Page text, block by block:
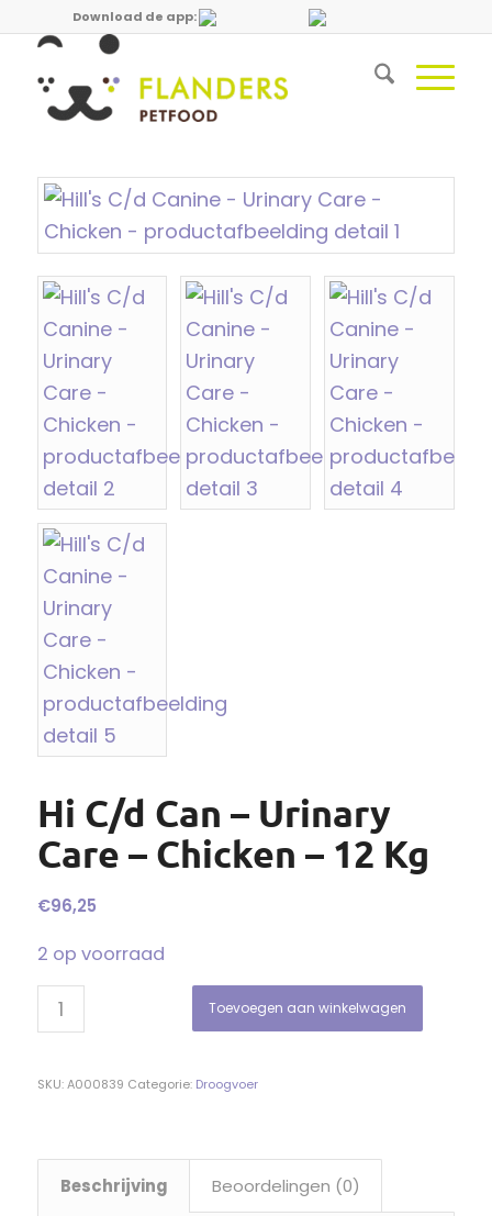
Download de app:
Hi C/d Can – Urinary
Care – Chicken – 12 Kg
€96,25
2 op voorraad
Toevoegen aan winkelwagen
SKU:A000839 Categorie: Droogvoer
Beschrijving Beoordelingen (0)